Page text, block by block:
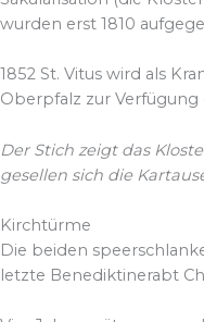
wurden erst 1810
1852 St. Vitus wird als
Oberpfalz zur Verfügung
Der Stich zeigt das
gesellen sich die
Kirchtürme
Die beiden
letzte Benediktinerabt